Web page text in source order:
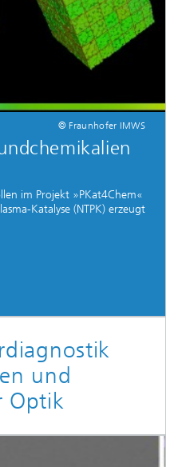
© Fraunhofer IMWS
im Projekt »PKat4Chem«
Katalyse (NTPK) erzeugt
und
Optik